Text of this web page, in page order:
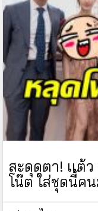
สะดุดตา! เเต้
โน๊ต ใส่ชุดนี้ค